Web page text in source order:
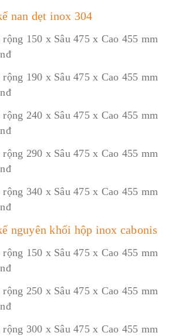
nan dẹt inox 304
150 x Sâu 475 x Cao 455 mm
190 x Sâu 475 x Cao 455 mm
240 x Sâu 475 x Cao 455 mm
290 x Sâu 475 x Cao 455 mm
340 x Sâu 475 x Cao 455 mm
nguyên khối hộp inox cabonis
150 x Sâu 475 x Cao 455 mm
250 x Sâu 475 x Cao 455 mm
300 x Sâu 475 x Cao 455 mm